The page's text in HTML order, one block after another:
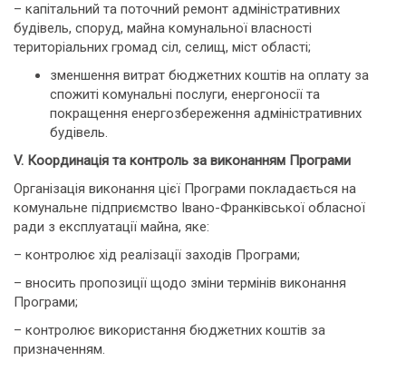
– капітальний та поточний ремонт адміністративних
будівель, споруд, майна комунальної власності
територіальних громад сіл, селищ, міст області;
зменшення витрат бюджетних коштів на оплату за
спожиті комунальні послуги, енергоносії та
покращення енергозбереження адміністративних
будівель.
V. Координація та контроль за виконанням Програми
Організація виконання цієї Програми покладається на
комунальне підприємство Івано-Франківської обласної
ради з експлуатації майна, яке:
– контролює хід реалізації заходів Програми;
– вносить пропозиції щодо зміни термінів виконання
Програми;
– контролює використання бюджетних коштів за
призначенням.